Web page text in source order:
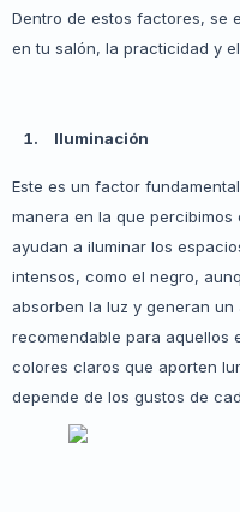
Dentro de estos factores, se
en tu salón, la practicidad y
Iluminación
Este es un factor
manera en la que percibimos
ayudan a iluminar los
intensos, como el negro,
absorben la luz y generan
recomendable para aquellos
colores claros que aporten
depende de los gustos de